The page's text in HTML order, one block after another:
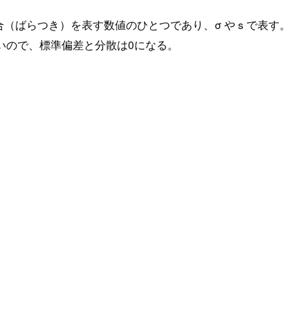
ばらつき）を表す数値のひとつであり、σ や s で表す。
で、標準偏差と分散は0になる。